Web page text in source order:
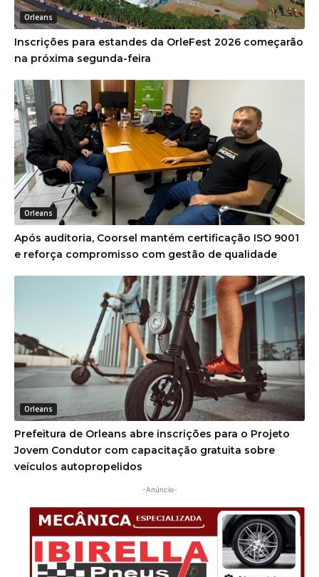
Orleans
Inscrições para estandes da OrleFest 2026 começarão
na próxima segunda-feira
Orleans
Após auditoria, Coorsel mantém certificação ISO 9001
e reforça compromisso com gestão de qualidade
Orleans
Prefeitura de Orleans abre inscrições para o Projeto
Jovem Condutor com capacitação gratuita sobre
veículos autopropelidos
-Anúncio-